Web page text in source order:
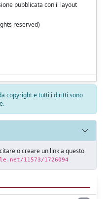
pubblicata con il layout
reserved)
copyright e tutti i diritti sono
o creare un link a questo
11573/1726094